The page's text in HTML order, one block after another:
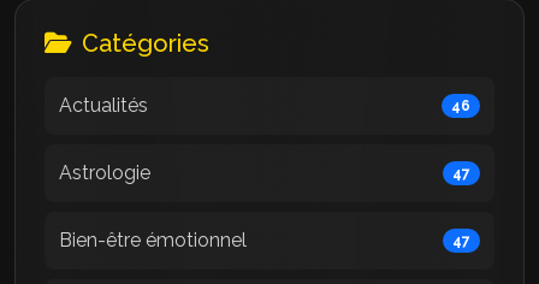
Catégories
Actualités 46
Astrologie 47
Bien-être émotionnel 47